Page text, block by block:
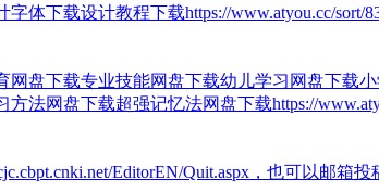
体下载设计教程下载https://www.atyou.cc/sort/
网盘下载专业技能网盘下载幼儿学习网盘下载
法网盘下载超强记忆法网盘下载https://
EditorEN/Quit.aspx，也可以邮箱投